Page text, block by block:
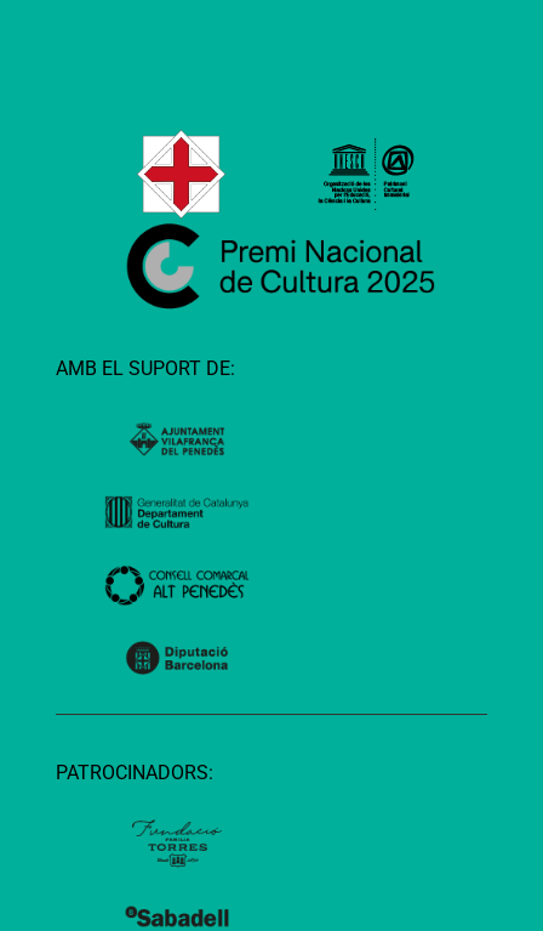
AMB EL SUPORT DE:
PATROCINADORS: